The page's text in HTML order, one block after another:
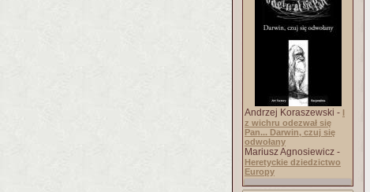
Andrzej Koraszewski - I
z wichru odezwał się
Pan... Darwin, czuj się
odwołany
Mariusz Agnosiewicz -
Heretyckie dziedzictwo
Europy